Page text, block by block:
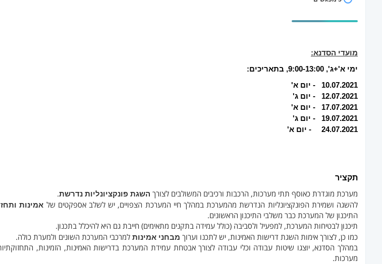
מועדי הסדנא:
ימי א'+ג', 9:00-13:00, בתאריכים:
10.07.2021
- יום א'
12.07.2021 - יום ג'
17.07.2021 - יום א'
19.07.2021 - יום ג'
24.07.2021 - יום א'
תקציר
מערכת מוגדרת כאוסף תתי מערכות, הרכבות ורכיבים המשולבים לצורך השגת פונקציונליות נדרשת.
להשגה ושמירת הפונקציונליות הנדרשת מהמערכת במהלך חיי המערכת הצפויים, יש לשלב אספקטים של אמינות
התיכנון של המערכת כבר משלבי התיכנון הראשונים.
תיכנון לבטיחות המערכת, למפעיל ולסביבה (כולל עמידה בתקנים מתאימים) חייבת גם היא להיכלל בתכנון.
כמו כן, לצורך אימות השגת דרישות האמינות, יש לתכנו וערוך מבחני אמינות למרכבי המערכת השונים ולמערת כולה.
במהלך הסדנא, יוצגו שיטות עבודה וכלי עבודה לצורך אבטחת עמידת המערכת בדרישות האמינות, הזמינות,
מערכות.